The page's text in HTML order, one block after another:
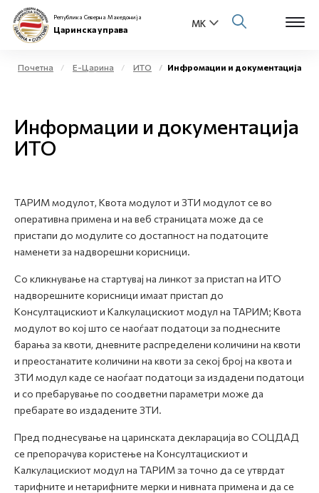
Open
Физички лица
Контакт
Е-Весник
Република Северна Македонија
Царинска управа
Почетна Е-Царина ИТО Инфромации и документација
Информации и документација
ИТО
ТАРИМ модулот, Квота модулот и ЗТИ модулот се во
оперативна примена и на веб страницата може да се
пристапи до модулите со достапност на податоците
наменети за надворешни корисници.
Со кликнување на стартувај на линкот за пристап на ИТО
надворешните корисници имаат пристап до
Kонсултацискиот и Kалкулацискиот модул на ТАРИМ; Kвота
модулот во кој што се наоѓаат податоци за поднесните
барања за квоти, дневните распределени количини на квоти
и преостанатите количини на квоти за секој број на квота и
ЗТИ модул каде се наоѓаат податоци за издадени податоци
и со пребарување по соодветни параметри може да
пребарате во издадените ЗТИ.
Пред поднесување на царинската декларација во СОЦДАД
се препорачува користење на Консултацискиот и
Калкулацискиот модул на ТАРИМ за точно да се утврдат
тарифните и нетарифните мерки и нивната примена и да се